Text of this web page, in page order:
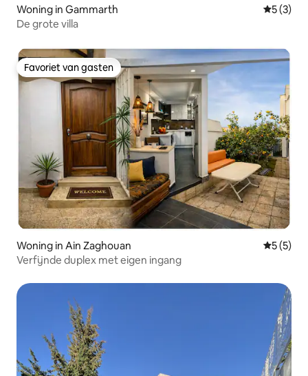
Woning in Gammarth
5 (3)
De grote villa
Favoriet van gasten
Favoriet van gasten
Woning in Ain Zaghouan
5 (5)
Verfijnde duplex met eigen ingang